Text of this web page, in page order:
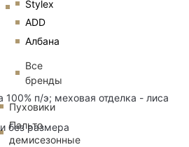
Stylex
ADD
Албана
Все
бренды
Пуховики
Пальто
демисезонные
100% п/э; меховая отделка - лиса
без размера